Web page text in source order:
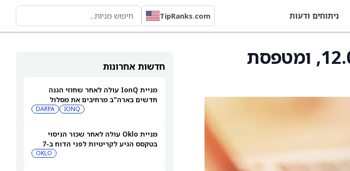
ניתוחים ודעות TipRanks.com
חדשות אחרונות
מניית IonQ עולה לאחר שחוזי הגנה
חדשים בארה"ב מרחיבים את מסלול
IONQ
DARPA
מניית Oklo עולה לאחר שכור הניסוי
בטקסס הגיע לקריטיות לפני הדוח ב-7
OKLO
מניית Expedia ‏(EXPE) עולה ב־12.0%, ומטפסת